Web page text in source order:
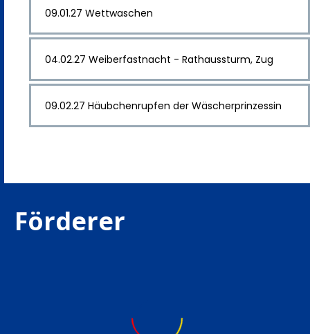
09.01.27 Wettwaschen
04.02.27 Weiberfastnacht - Rathaussturm, Zug
09.02.27 Häubchenrupfen der Wäscherprinzessin
Förderer